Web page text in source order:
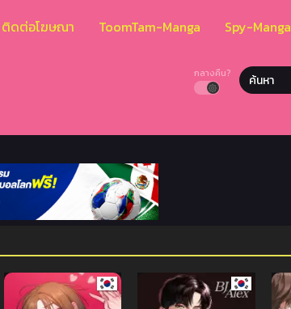
ติดต่อโฆษณา ToomTam-Manga Spy-Manga
กลางคืน?